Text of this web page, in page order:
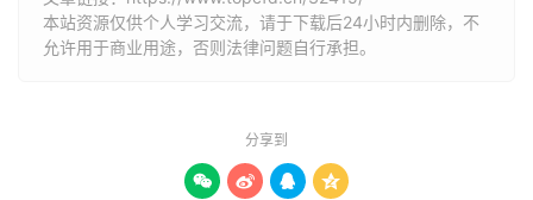
本站资源仅供个人学习交流，请于下载后24小时内删除，不
允许用于商业用途，否则法律问题自行承担。
分享到
   